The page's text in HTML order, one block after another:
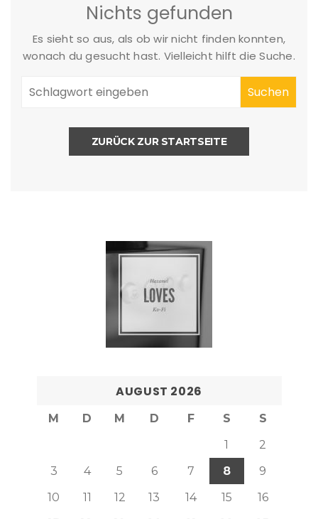
Nichts gefunden
Es sieht so aus, als ob wir nicht finden konnten,
wonach du gesucht hast. Vielleicht hilft die Suche.
ZURÜCK ZUR STARTSEITE
AUGUST 2026
M D M D F S
S
1
2
3
4 5 6 7 8
9
10
11 12 13 14 15
16